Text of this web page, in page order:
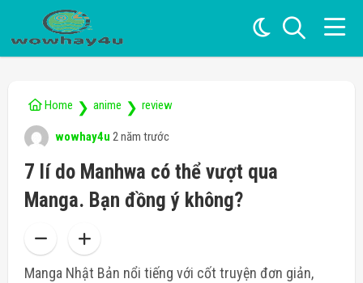
Home ❯ anime ❯ review
wowhay4u 2 năm trước
7 lí do Manhwa có thể vượt qua
Manga. Bạn đồng ý không?
Manga Nhật Bản nổi tiếng với cốt truyện đơn giản,